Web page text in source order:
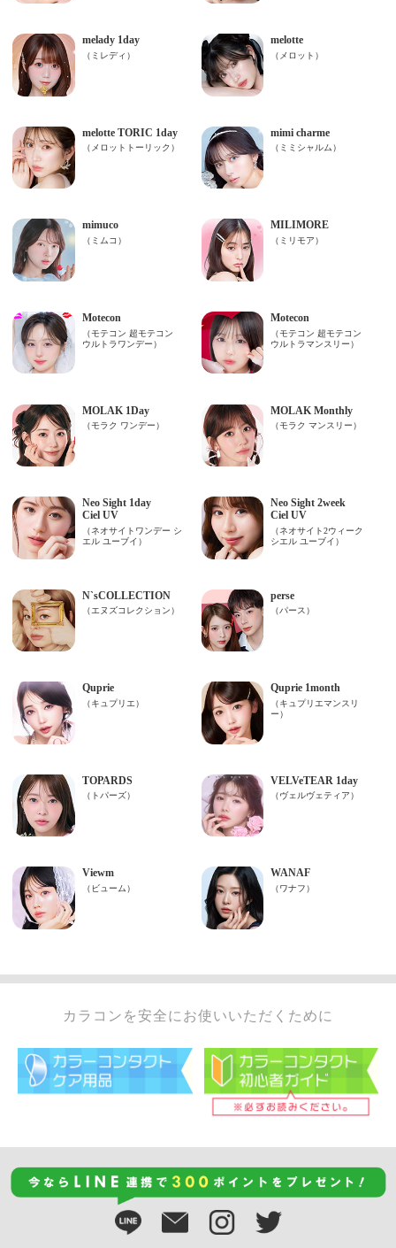
カラコンを安全にお使いいただくために